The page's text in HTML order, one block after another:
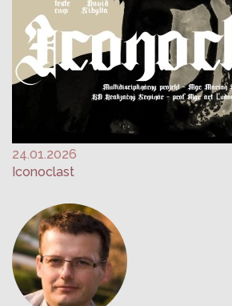
24.01.2026
Iconoclast